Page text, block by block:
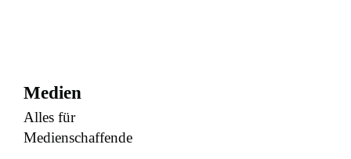
Medien
Alles für
Medienschaffende